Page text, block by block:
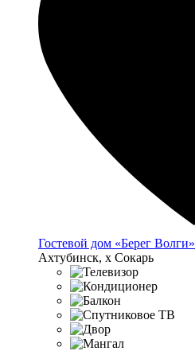
Гостевой дом «Берег Волги»
Ахтубинск, х Сокарь